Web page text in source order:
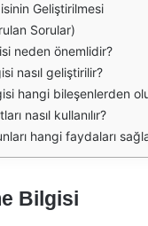
Geliştirilmesi
Sorular)
neden önemlidir?
nasıl geliştirilir?
hangi bileşenlerden
nasıl kullanılır?
hangi faydaları
Bilgisi